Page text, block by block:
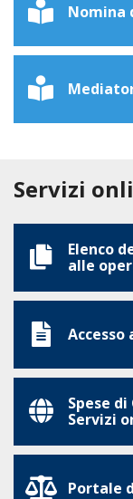
Nomina
Servizi
Elenco
alle
Spese
Servizi
Portale